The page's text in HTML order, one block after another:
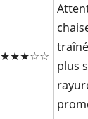
★★★☆☆
plus